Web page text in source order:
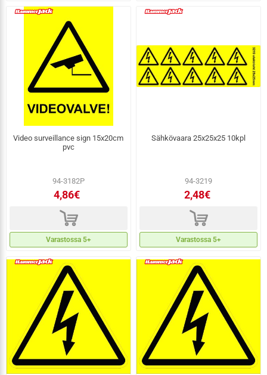
Video surveillance sign 15x20cm
pvc
94-3182P
4,86€
d
Varastossa 5+
Sähkövaara 25x25x25 10kpl
94-3219
2,48€
d
Varastossa 5+